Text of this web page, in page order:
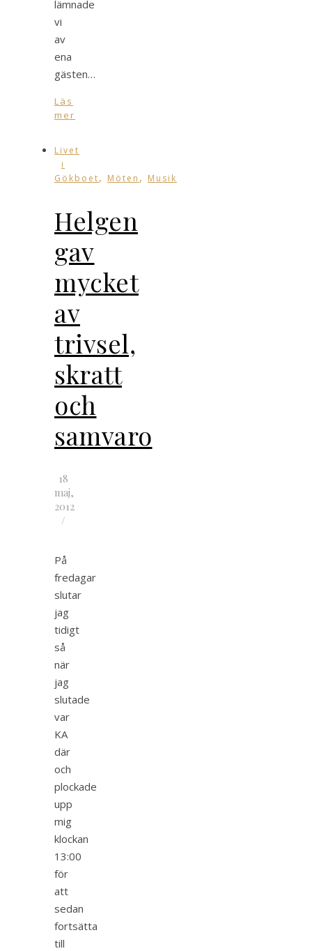
lämnade
vi
av
ena
gästen…
Läs
mer
Livet
i
Gökboet, Möten , Musik
Helgen
gav
mycket
av
trivsel,
skratt
och
samvaro
18
maj,
2012
/
På
fredagar
slutar
jag
tidigt
så
när
jag
slutade
var
KA
där
och
plockade
upp
mig
klockan
13:00
för
att
sedan
fortsätta
till